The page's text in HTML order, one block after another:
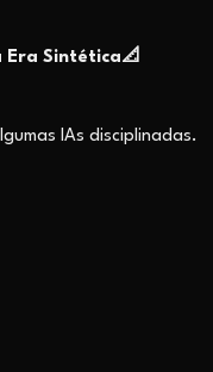
Sintética📐
IAs disciplinadas.